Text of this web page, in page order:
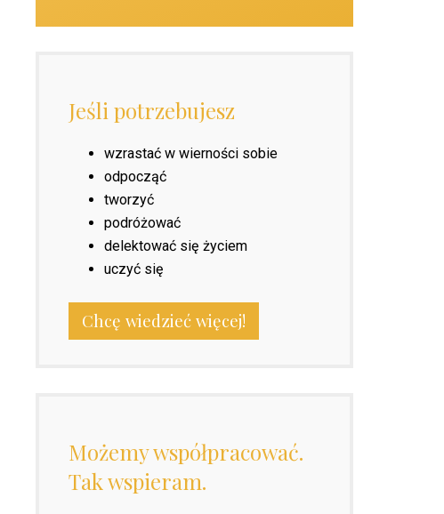
Jeśli potrzebujesz
wzrastać w wierności sobie
odpocząć
tworzyć
podróżować
delektować się życiem
uczyć się
Chcę wiedzieć więcej!
Możemy współpracować.
Tak wspieram.